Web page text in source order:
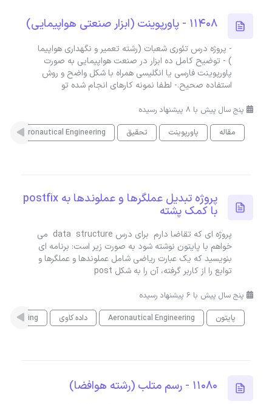
11408 - پاورپوینت (ابزار صنعتی هواپیمایی)
- پروژه درس تئوری شعبات (رشته تعمیر و نگهداری هواپیما
) - توضیح کامل ده ابزار در صنعت هواپیمایی به صورت
پاورپوینت فارسی یا انگلیسی همراه با شکل واضح و روش
استفاده صحیح.- لطفا نمونه کارهای انجام شده تو
پنج سال پیش با 8 پیشنهاد رسیده
مقاله
پاورپوینت تحقیق Aeronautical Engineering
پروژه تبدیل عملگرها و عملوندها به postfix
با کمک پشته
پروژه ای که تقاضا دارم برای درس data structure می
خواهم با پایتون نوشته شود به صورت زیر است: برنامه ای
بنویسید که یک عبارت ریاضی شامل عملوندها و عملگرها و
توابع را از کاربر گرفته، آن را به شکل post
پنج سال پیش با 6 پیشنهاد رسیده
پایتون
Aeronautical Engineering داده کاوی Learning
11080 - رسم متلب (رشته هوافضا)